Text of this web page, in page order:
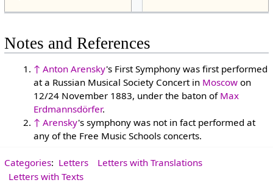
Notes and References
↑ Anton Arensky's First Symphony was first performed
at a Russian Musical Society Concert in Moscow on
12/24 November 1883, under the baton of Max
Erdmannsdörfer.
↑ Arensky's symphony was not in fact performed at
any of the Free Music Schools concerts.
Categories: Letters
Letters with Translations
Letters with Texts